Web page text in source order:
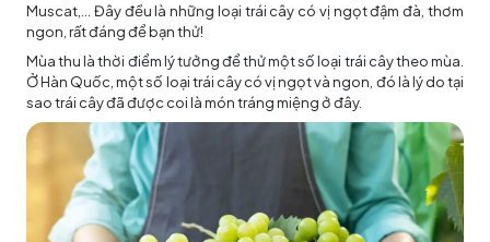
Muscat,... Đây đều là những loại trái cây có vị ngọt đậm đà, thơm
ngon, rất đáng để bạn thử!
Mùa thu là thời điểm lý tưởng để thử một số loại trái cây theo mùa.
Ở Hàn Quốc, một số loại trái cây có vị ngọt và ngon, đó là lý do tại
sao trái cây đã được coi là món tráng miệng ở đây.